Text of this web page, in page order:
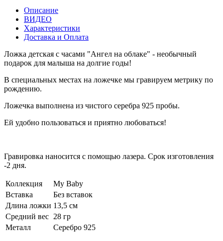
Описание
ВИДЕО
Характеристики
Доставка и Оплата
Ложка детская с часами "Ангел на облаке" - необычный
подарок для малыша на долгие годы!
В специальных местах на ложечке мы гравируем метрику по
рождению.
Ложечка выполнена из чистого серебра 925 пробы.
Ей удобно пользоваться и приятно любоваться!
Гравировка наносится с помощью лазера. Срок изготовления
-2 дня.
Коллекция
My Baby
Вставка
Без вставок
Длина ложки 13,5 см
Средний вес 28 гр
Металл
Серебро 925